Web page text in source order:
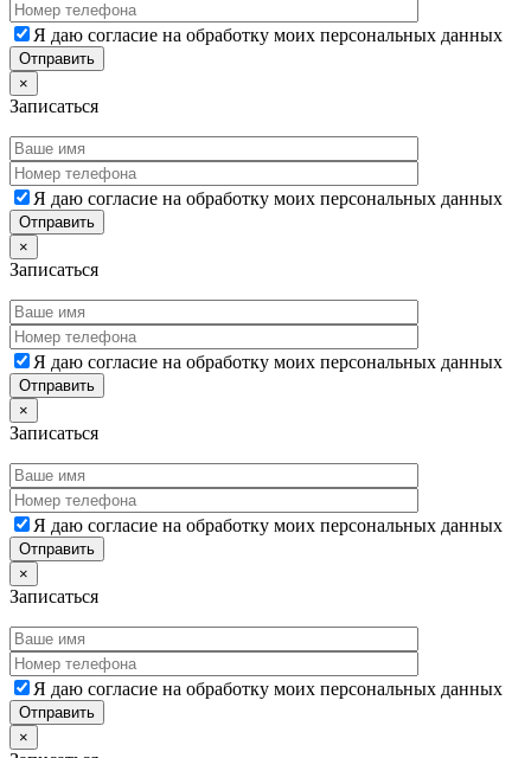
Я даю согласие на обработку моих персональных данных
×
Записаться
Я даю согласие на обработку моих персональных данных
×
Записаться
Я даю согласие на обработку моих персональных данных
×
Записаться
Я даю согласие на обработку моих персональных данных
×
Записаться
Я даю согласие на обработку моих персональных данных
×